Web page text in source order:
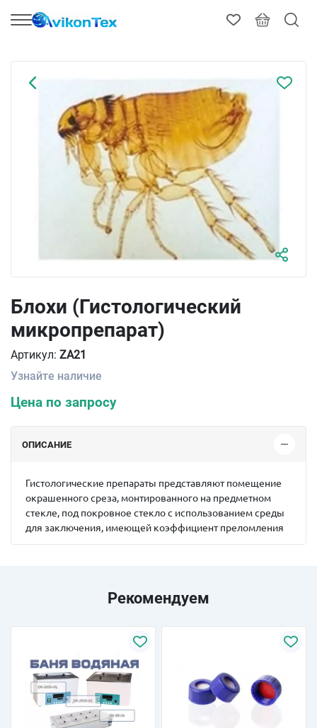
Блохи (Гистологический
микропрепарат)
Артикул: ZA21
Узнайте наличие
Цена по запросу
ОПИСАНИЕ
Гистологические препараты представляют помещение
окрашенного среза, монтированного на предметном
стекле, под покровное стекло с использованием среды
для заключения, имеющей коэффициент преломления
Рекомендуем